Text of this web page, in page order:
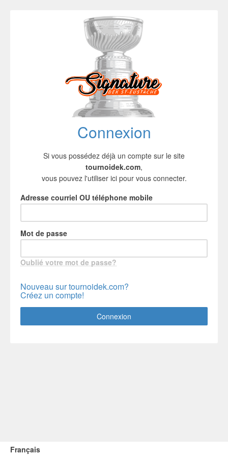
Français
Connexion
Si vous possédez déjà un compte sur le site
tournoidek.com,
vous pouvez l'utiliser ici pour vous connecter.
Adresse courriel OU téléphone mobile
Mot de passe
Oublié votre mot de passe?
Nouveau sur tournoidek.com?
Créez un compte!
Connexion